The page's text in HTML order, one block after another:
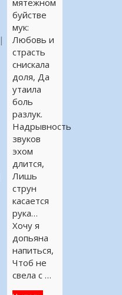
буйстве
мук:
Любовь и
страсть
снискала
доля, Да
утаила
боль
разлук.
Надрывность
звуков
эхом
длится,
Лишь
струн
касается
рука…
Хочу я
допьяна
напиться,
Чтоб не
свела с …
|